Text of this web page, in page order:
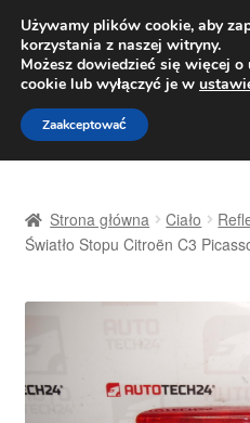
Pn.-pt. 9:00-
Przejdź
do
nawigacji
Przejdź
do
treści
Dostawa
Moje konto
Strona główna Ciało
Światło Stopu Citroën C3
Używamy plików cookie, aby
korzystania z naszej witryny.
Możesz dowiedzieć się więcej
cookie lub wyłączyć je w
Zaakceptować